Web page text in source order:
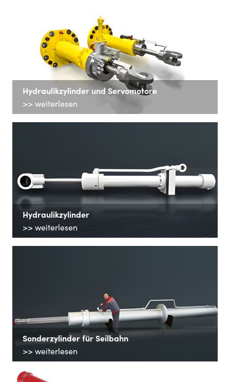
Hydraulikzylinder und Servomotore
>> weiterlesen
Hydraulikzylinder
>> weiterlesen
Sonderzylinder für Seilbahn
>> weiterlesen